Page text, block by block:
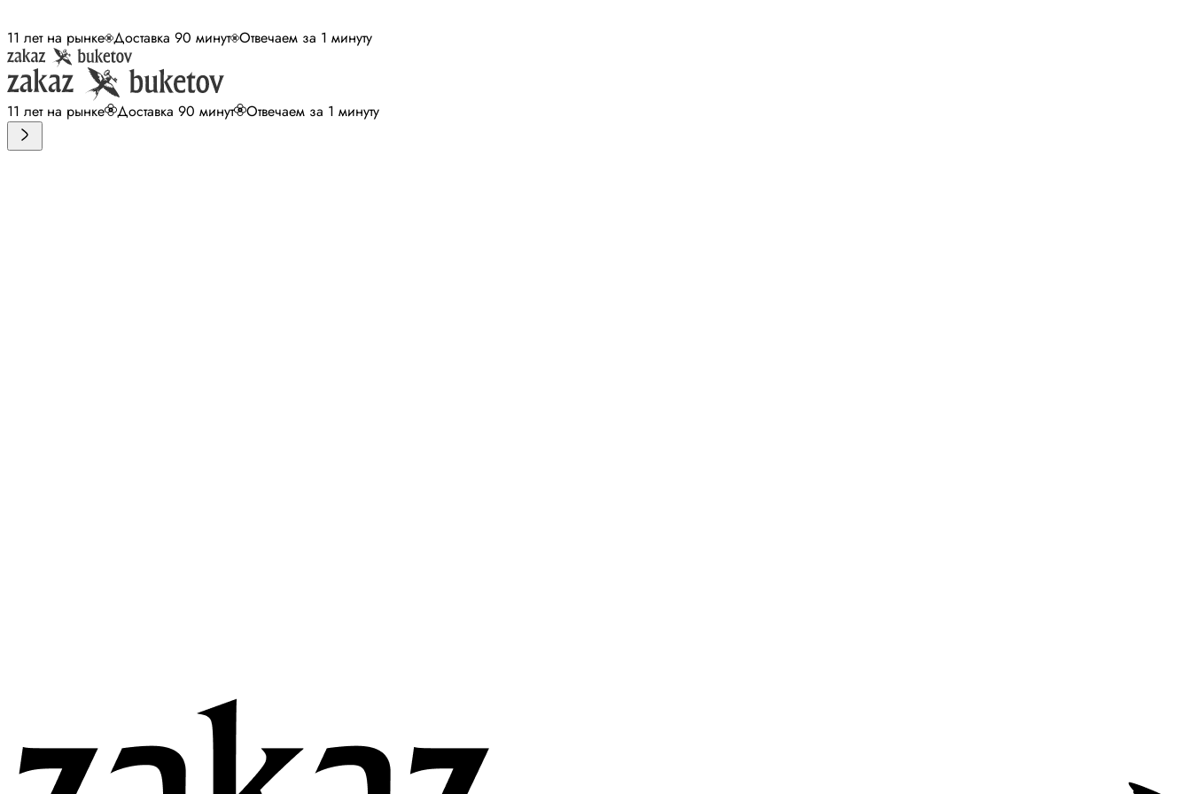
11 лет на рынке Доставка 90 минут Отвечаем за 1 минуту
11 лет на рынке Доставка 90 минут Отвечаем за 1 минуту